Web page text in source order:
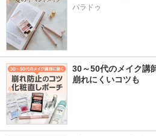
パラドゥ
30～50代のメイク講
崩れにくいコツも